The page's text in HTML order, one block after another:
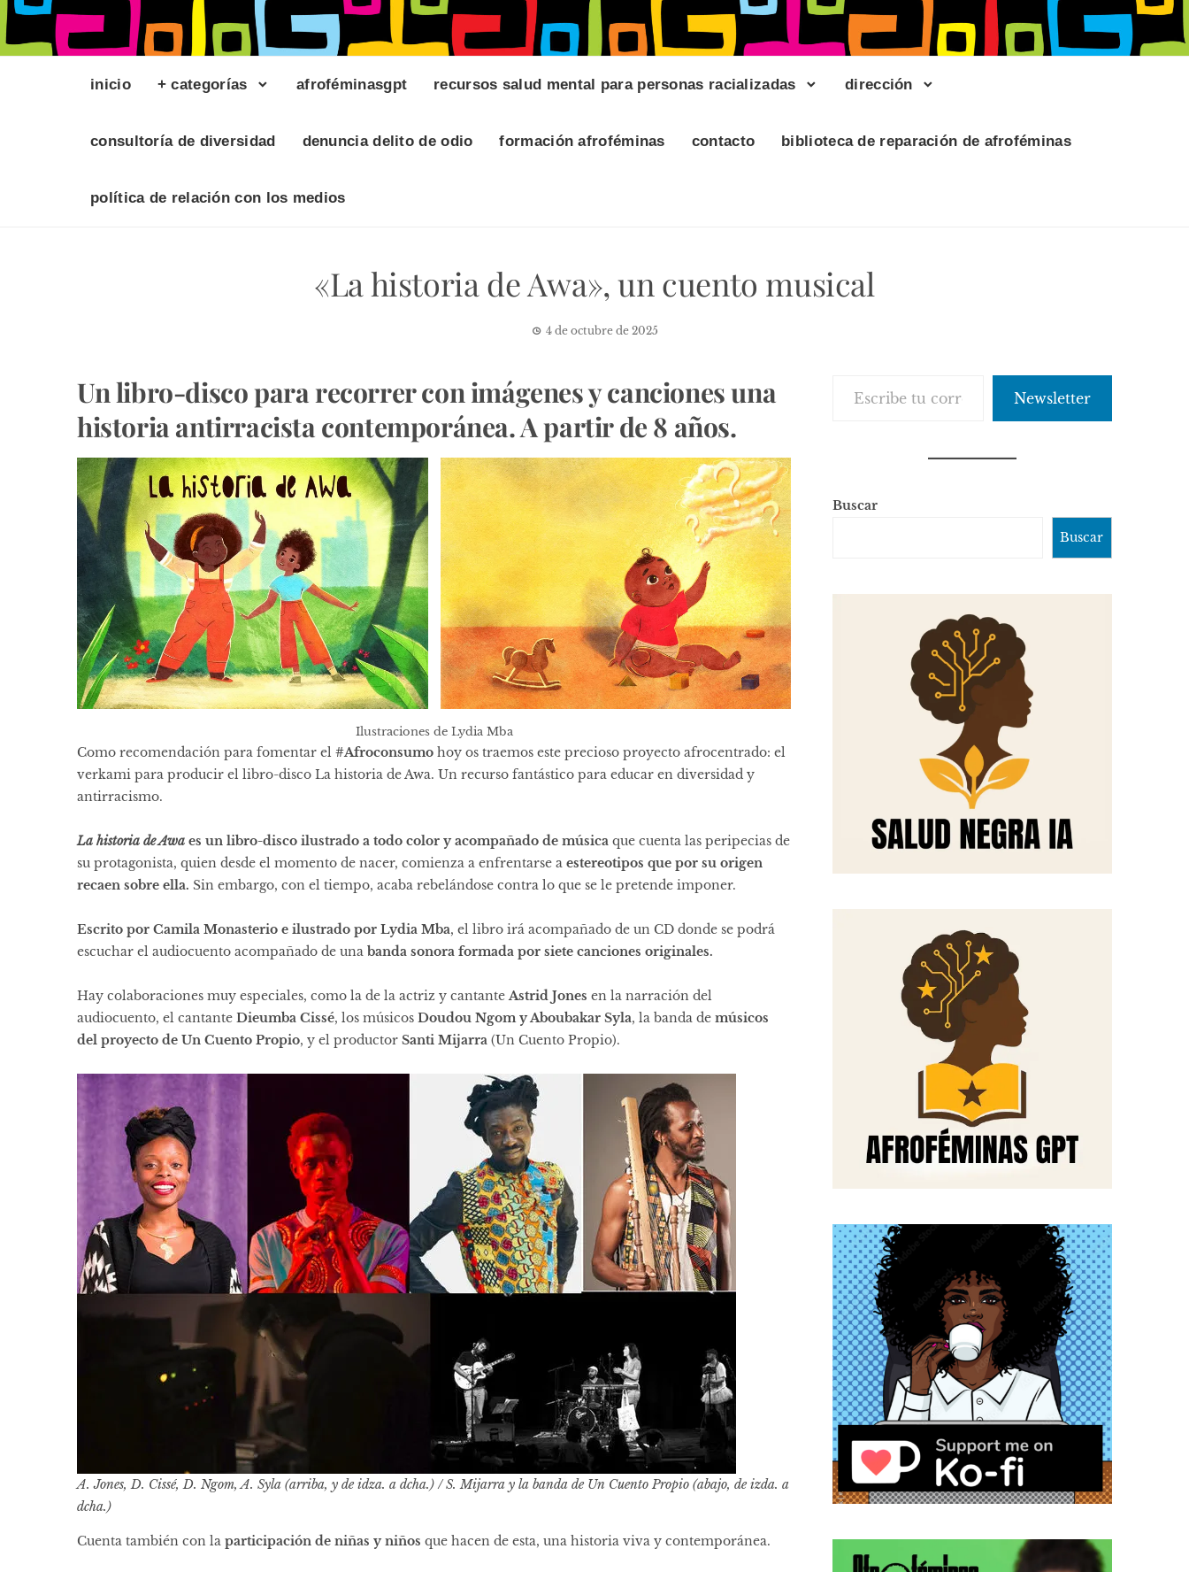
inicio + categorías afroféminasgpt recursos salud mental para personas racializadas dirección
consultoría de diversidad denuncia delito de odio formación afroféminas contacto biblioteca de reparación de afroféminas
política de relación con los medios
«La historia de Awa», un cuento musical
4 de octubre de 2025
Un libro-disco para recorrer con imágenes y canciones una
historia antirracista contemporánea. A partir de 8 años.
Ilustraciones de Lydia Mba
Como recomendación para fomentar el #Afroconsumo hoy os traemos este precioso proyecto afrocentrado: el
verkami para producir el libro-disco La historia de Awa. Un recurso fantástico para educar en diversidad y
antirracismo.
La historia de Awa es un libro-disco ilustrado a todo color y acompañado de música que cuenta las peripecias de
su protagonista, quien desde el momento de nacer, comienza a enfrentarse a estereotipos que por su origen
recaen sobre ella. Sin embargo, con el tiempo, acaba rebelándose contra lo que se le pretende imponer.
Escrito por Camila Monasterio e ilustrado por Lydia Mba, el libro irá acompañado de un CD donde se podrá
escuchar el audiocuento acompañado de una banda sonora formada por siete canciones originales.
Hay colaboraciones muy especiales, como la de la actriz y cantante Astrid Jones en la narración del
audiocuento, el cantante Dieumba Cissé, los músicos Doudou Ngom y Aboubakar Syla, la banda de músicos
del proyecto de Un Cuento Propio, y el productor Santi Mijarra (Un Cuento Propio).
A. Jones, D. Cissé, D. Ngom, A. Syla (arriba, y de idza. a dcha.) / S. Mijarra y la banda de Un Cuento Propio (abajo, de izda. a
dcha.)
Cuenta también con la participación de niñas y niños que hacen de esta, una historia viva y contemporánea.
Newsletter
Buscar
Buscar